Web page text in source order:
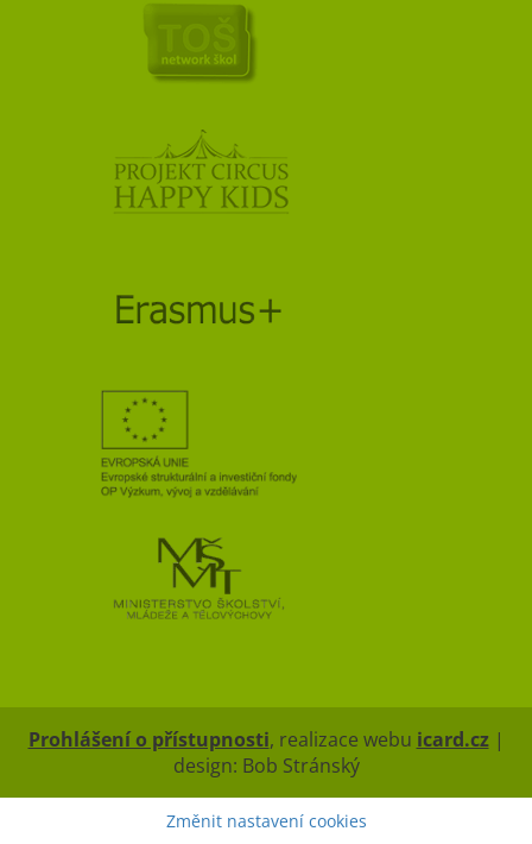
Prohlášení o přístupnosti, realizace webu icard.cz|
design: Bob Stránský
Změnit nastavení cookies